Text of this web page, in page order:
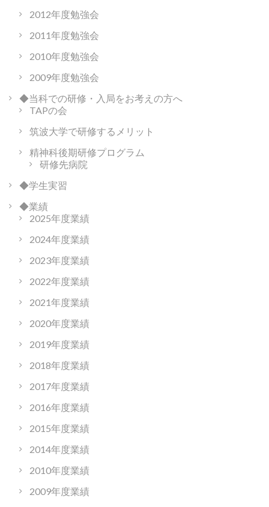
2012年度勉強会
2011年度勉強会
2010年度勉強会
2009年度勉強会
◆当科での研修・入局をお考えの方へ
TAPの会
筑波大学で研修するメリット
精神科後期研修プログラム
研修先病院
◆学生実習
◆業績
2025年度業績
2024年度業績
2023年度業績
2022年度業績
2021年度業績
2020年度業績
2019年度業績
2018年度業績
2017年度業績
2016年度業績
2015年度業績
2014年度業績
2010年度業績
2009年度業績